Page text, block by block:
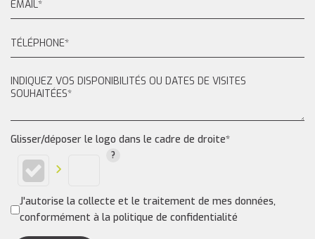
Glisser/déposer le logo dans le cadre de droite*
J'autorise la collecte et le traitement de mes données,
conformément à la politique de confidentialité